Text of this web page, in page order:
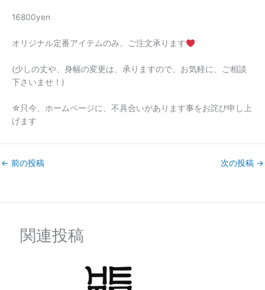
16800yen
オリジナル定番アイテムのみ、ご注文承ります
(少しの丈や、身幅の変更は、承りますので、お気軽に、ご相談
下さいませ！)
☆只今、ホームページに、不具合いがあります事をお詫び申し上
げます
← 前の投稿 次の投稿 →
関連投稿